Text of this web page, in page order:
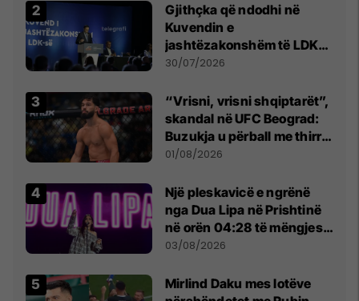
Gjithçka që ndodhi në
Kuvendin e
jashtëzakonshëm të LDK-
së
30/07/2026
“Vrisni, vrisni shqiptarët”,
skandal në UFC Beograd:
Buzukja u përball me thirrje
anti-shqiptare nga
01/08/2026
Një pleskavicë e ngrënë
nga Dua Lipa në Prishtinë
në orën 04:28 të mëngjesit
- dhe bota digjitale serbe
03/08/2026
Mirlind Daku mes lotëve